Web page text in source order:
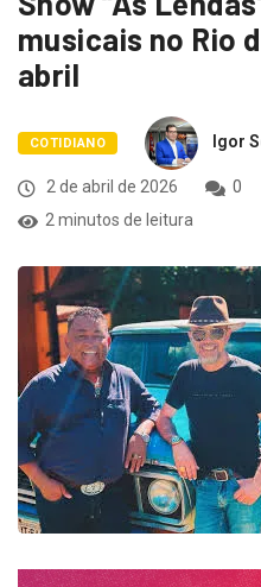
musicais no Rio
abril
COTIDIANO Igor
2 de abril de 2026 0
2 minutos de leitura